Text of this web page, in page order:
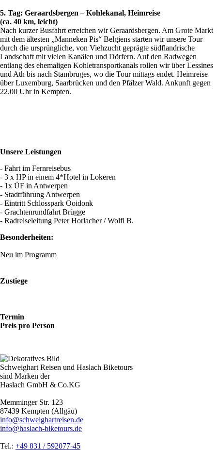
5. Tag: Geraardsbergen – Kohlekanal, Heimreise
(ca. 40 km, leicht)
Nach kurzer Busfahrt erreichen wir Geraardsbergen. Am Grote Markt
mit dem ältesten „Manneken Pis“ Belgiens starten wir unsere Tour
durch die ursprüngliche, von Viehzucht geprägte südflandrische
Landschaft mit vielen Kanälen und Dörfern. Auf den Radwegen
entlang des ehemaligen Kohletransportkanals rollen wir über Lessines
und Ath bis nach Stambruges, wo die Tour mittags endet. Heimreise
über Luxemburg, Saarbrücken und den Pfälzer Wald. Ankunft gegen
22.00 Uhr in Kempten.
Unsere Leistungen
- Fahrt im Fernreisebus
- 3 x HP in einem 4*Hotel in Lokeren
- 1x ÜF in Antwerpen
- Stadtführung Antwerpen
- Eintritt Schlosspark Ooidonk
- Grachtenrundfahrt Brügge
- Radreiseleitung Peter Horlacher / Wolfi B.
Besonderheiten:
Neu im Programm
Zustiege
Termin
Preis pro Person
Schweighart Reisen und Haslach Biketours
sind Marken der
Haslach GmbH & Co.KG
Memminger Str. 123
87439 Kempten (Allgäu)
info@schweighartreisen.de
info@haslach-biketours.de
Tel.: +49 831 / 592077-45